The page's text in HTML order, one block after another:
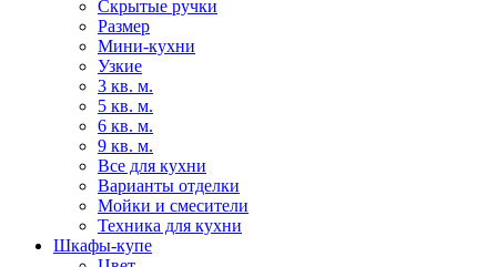
Скрытые ручки
Размер
Мини-кухни
Узкие
3 кв. м.
5 кв. м.
6 кв. м.
9 кв. м.
Все для кухни
Варианты отделки
Мойки и смесители
Техника для кухни
Шкафы-купе